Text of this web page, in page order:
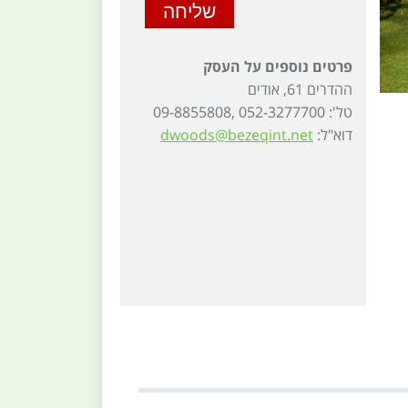
פרטים נוספים על העסק
ההדרים 61, אודים
טל': 052-3277700 ,09-8855808
דוא"ל:dwoods@bezeqint.net